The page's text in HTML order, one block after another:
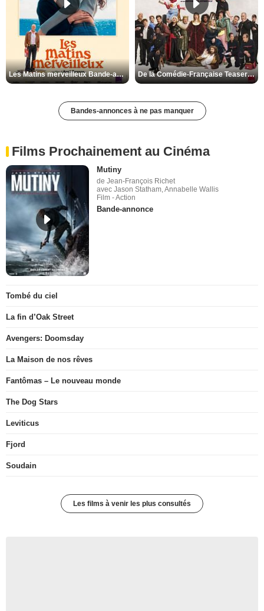
Les Matins merveilleux Bande-annonce VF De la Comédie-Française Teaser VF
Bandes-annonces à ne pas manquer
Films Prochainement au Cinéma
Mutiny
de Jean-François Richet
avec Jason Statham, Annabelle Wallis
Film - Action
Bande-annonce
Tombé du ciel
La fin d’Oak Street
Avengers: Doomsday
La Maison de nos rêves
Fantômas – Le nouveau monde
The Dog Stars
Leviticus
Fjord
Soudain
Les films à venir les plus consultés